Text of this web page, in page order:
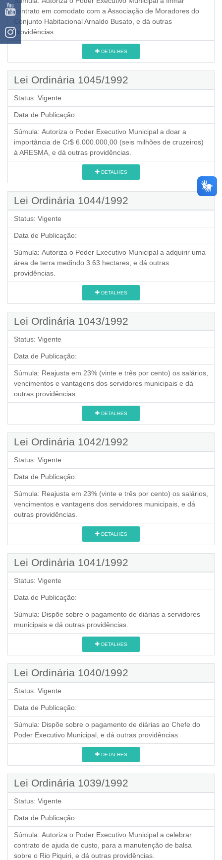
contrato em comodato com a Associação de Moradores do
Conjunto Habitacional Arnaldo Busato, e dá outras
providências.
DETALHES
Lei Ordinária 1045/1992
Status: Vigente
Data de Publicação:
Súmula: Autoriza o Poder Executivo Municipal a doar a
importância de Cr$ 6.000.000,00 (seis milhões de cruzeiros)
à ARESMA, e dá outras providências.
DETALHES
Lei Ordinária 1044/1992
Status: Vigente
Data de Publicação:
Súmula: Autoriza o Poder Executivo Municipal a adquirir uma
área de terra medindo 3.63 hectares, e dá outras
providências.
DETALHES
Lei Ordinária 1043/1992
Status: Vigente
Data de Publicação:
Súmula: Reajusta em 23% (vinte e três por cento) os salários,
vencimentos e vantagens dos servidores municipais e dá
outras providências.
DETALHES
Lei Ordinária 1042/1992
Status: Vigente
Data de Publicação:
Súmula: Reajusta em 23% (vinte e três por cento) os salários,
vencimentos e vantagens dos servidores municipais, e dá
outras providências.
DETALHES
Lei Ordinária 1041/1992
Status: Vigente
Data de Publicação:
Súmula: Dispõe sobre o pagamento de diárias a servidores
municipais e dá outras providências.
DETALHES
Lei Ordinária 1040/1992
Status: Vigente
Data de Publicação:
Súmula: Dispõe sobre o pagamento de diárias ao Chefe do
Poder Executivo Municipal, e dá outras providências.
DETALHES
Lei Ordinária 1039/1992
Status: Vigente
Data de Publicação:
Súmula: Autoriza o Poder Executivo Municipal a celebrar
contrato de ajuda de custo, para a manutenção de balsa
sobre o Rio Piquiri, e dá outras providências.